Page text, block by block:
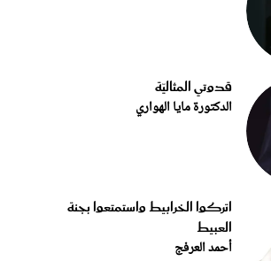
قدوتي المثاليّة
الدكتورة مايا الهواري
اتركوا الخرابيط واستمتعوا بجنة
العبيط
أحمد العرفج